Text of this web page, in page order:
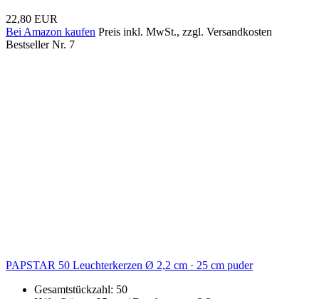
22,80 EUR
Bei Amazon kaufen Preis inkl. MwSt., zzgl. Versandkosten
Bestseller Nr. 7
PAPSTAR 50 Leuchterkerzen Ø 2,2 cm · 25 cm puder
Gesamtstückzahl: 50